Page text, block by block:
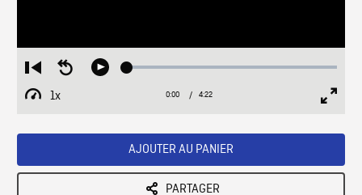
Restart
from
beginning
Seek
Play Loaded:
1x
Playback
Current
0:00 / Duration
4:22
AJOUTER AU PANIER
PARTAGER